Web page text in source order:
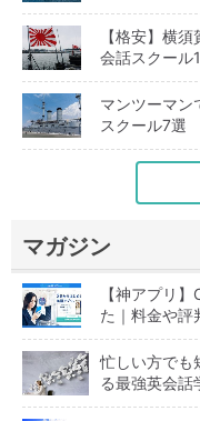
【格安】横
会話スクール
マンツーマン
スクール7選
マガジン
【神アプリ
た｜料金や評
忙しい方でも
る最強英会話